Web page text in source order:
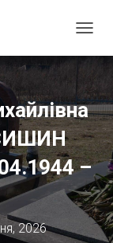
Е
Е
М
К
Н
У
Т
Н
А
І
–
2026